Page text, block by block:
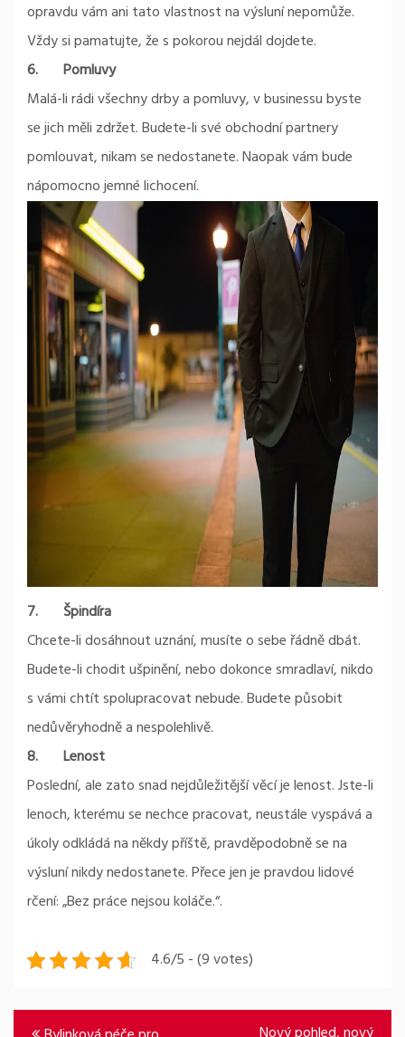
opravdu vám ani tato vlastnost na výsluní nepomůže.
Vždy si pamatujte, že s pokorou nejdál dojdete.
6. Pomluvy
Malá-li rádi všechny drby a pomluvy, v businessu byste
se jich měli zdržet. Budete-li své obchodní partnery
pomlouvat, nikam se nedostanete. Naopak vám bude
nápomocno jemné lichocení.
7. Špindíra
Chcete-li dosáhnout uznání, musíte o sebe řádně dbát.
Budete-li chodit ušpinění, nebo dokonce smradlaví, nikdo
s vámi chtít spolupracovat nebude. Budete působit
nedůvěryhodně a nespolehlivě.
8. Lenost
Poslední, ale zato snad nejdůležitější věcí je lenost. Jste-li
lenoch, kterému se nechce pracovat, neustále vyspává a
úkoly odkládá na někdy příště, pravděpodobně se na
výsluní nikdy nedostanete. Přece jen je pravdou lidové
rčení: „Bez práce nejsou koláče.“.
4.6/5 - (9 votes)
Navigace